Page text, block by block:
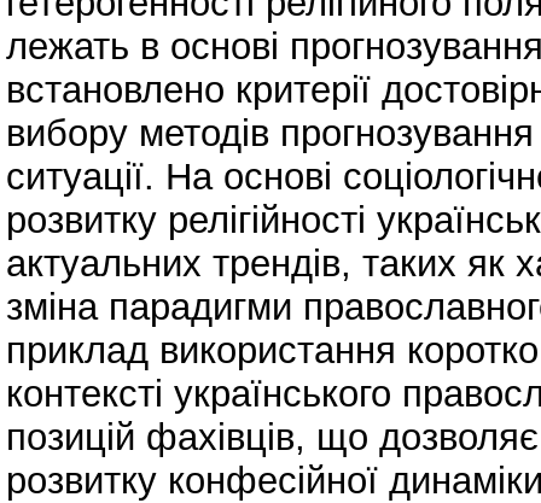
лежать в основі прогнозування
встановлено критерії
вибору методів
ситуації. На основі
розвитку релігійності
актуальних трендів, таких як
зміна парадигми
приклад використання
контексті українського
позицій фахівців, що
розвитку конфесійної